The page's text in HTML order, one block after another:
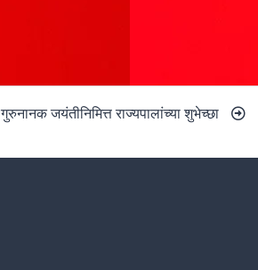
गुरुनानक जयंतीनिमित्त राज्यपालांच्या शुभेच्छा